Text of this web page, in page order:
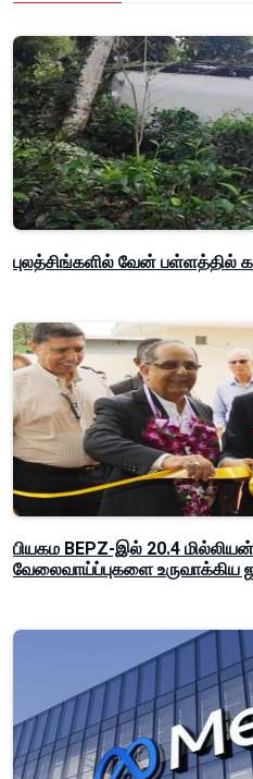
புலத்சிங்களில் வேன் பள்ளத்தில்
பியகம BEPZ-இல் 20.4
வேலைவாய்ப்புகளை